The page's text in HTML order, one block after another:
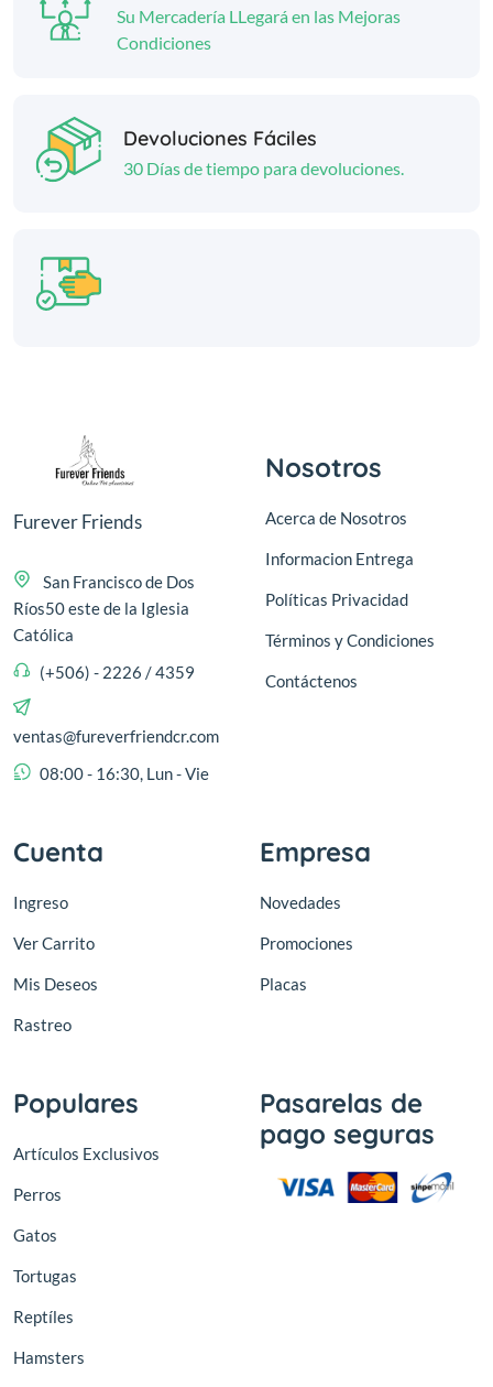
Su Mercadería LLegará en las Mejoras
Condiciones
Devoluciones Fáciles
30 Días de tiempo para devoluciones.
Furever Friends
San Francisco de Dos
Ríos50 este de la Iglesia
Católica
(+506) - 2226 / 4359
ventas@fureverfriendcr.com
08:00 - 16:30, Lun - Vie
Nosotros
Acerca de Nosotros
Informacion Entrega
Políticas Privacidad
Términos y Condiciones
Contáctenos
Cuenta
Ingreso
Ver Carrito
Mis Deseos
Rastreo
Empresa
Novedades
Promociones
Placas
Populares
Artículos Exclusivos
Perros
Gatos
Tortugas
Reptíles
Hamsters
Pasarelas de
pago seguras